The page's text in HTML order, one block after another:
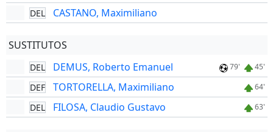
DEL CASTANO, Maximiliano
SUSTITUTOS
DEL DEMUS, Roberto Emanuel 79' 45'
DEF TORTORELLA, Maximiliano 64'
DEL FILOSA, Claudio Gustavo 63'